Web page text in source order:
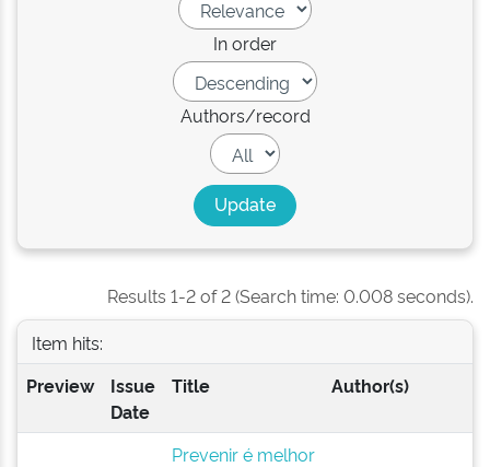
In order
Authors/record
Results 1-2 of 2 (Search time: 0.008 seconds).
Item hits:
Preview
Issue
Date
Title Author(s)
Prevenir é melhor